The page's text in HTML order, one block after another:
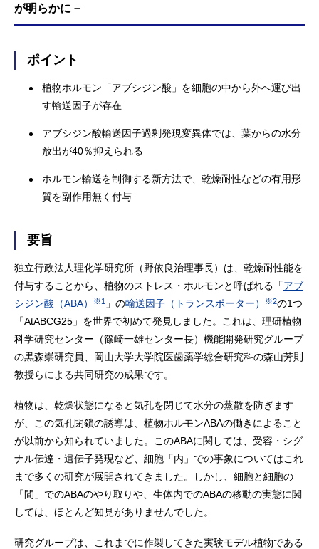
が明らかに－
ポイント
植物ホルモン「アブシジン酸」を細胞の中から外へ運び出
す輸送因子が存在
アブシジン酸輸送因子過剰発現変異体では、葉からの水分
放出が40％抑えられる
ホルモン輸送を制御する新方法で、乾燥耐性などの有用形
質を副作用無く付与
要旨
独立行政法人理化学研究所（野依良治理事長）は、乾燥耐性能を
付与することから、植物のストレス・ホルモンと呼ばれる「アブ
シジン酸（ABA）
※1 」の輸送因子（トランスポーター） ※2の1つ
「AtABCG25」を世界で初めて発見しました。これは、理研植物
科学研究センター（篠崎一雄センター長）機能開発研究グループ
の黒森崇研究員、岡山大学大学院医歯薬学総合研究科の森山芳則
教授らによる共同研究の成果です。
植物は、乾燥状態になると気孔を閉じて水分の蒸散を防ぎます
が、この気孔閉鎖の誘導は、植物ホルモンABAの働きによること
が以前から知られていました。このABAに関しては、受容・シグ
ナル伝達・遺伝子発現など、細胞「内」での事象についてはこれ
まで多くの研究が展開されてきました。しかし、細胞と細胞の
「間」でのABAのやり取りや、生体内でのABAの移動の実態に関
しては、ほとんど知見がありませんでした。
研究グループは、これまでに作製してきた実験モデル植物である